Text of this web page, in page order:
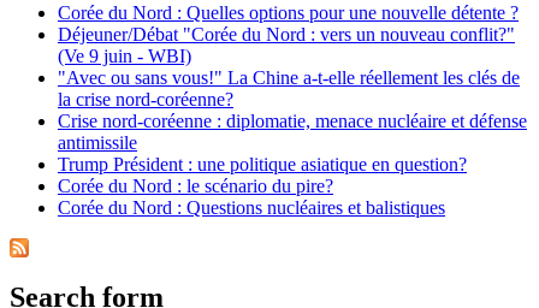
Corée du Nord : Quelles options pour une nouvelle détente ?
Déjeuner/Débat "Corée du Nord : vers un nouveau conflit?"
(Ve 9 juin - WBI)
"Avec ou sans vous!" La Chine a-t-elle réellement les clés de
la crise nord-coréenne?
Crise nord-coréenne : diplomatie, menace nucléaire et défense
antimissile
Trump Président : une politique asiatique en question?
Corée du Nord : le scénario du pire?
Corée du Nord : Questions nucléaires et balistiques
Search form